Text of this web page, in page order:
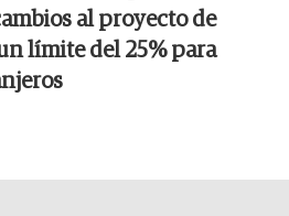
al proyecto de
límite del 25% para